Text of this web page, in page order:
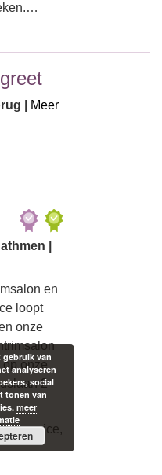
|
Meer
|
en
loopt
onze
op onze
2
gebruik van
analyseren
social
tonen van
meer